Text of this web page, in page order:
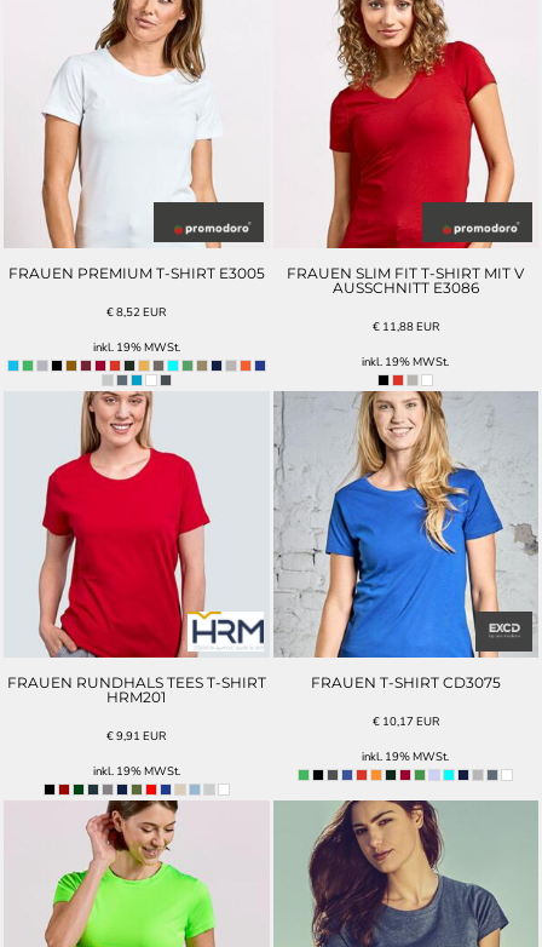
FRAUEN PREMIUM T-SHIRT E3005
€8,52EUR
inkl. 19% MWSt.
FRAUEN SLIM FIT T-SHIRT MIT V
AUSSCHNITT E3086
€ 11,88EUR
inkl. 19% MWSt.
FRAUEN RUNDHALS TEES T-SHIRT
HRM201
€9,91EUR
inkl. 19% MWSt.
FRAUEN T-SHIRT CD3075
€ 10,17 EUR
inkl. 19% MWSt.